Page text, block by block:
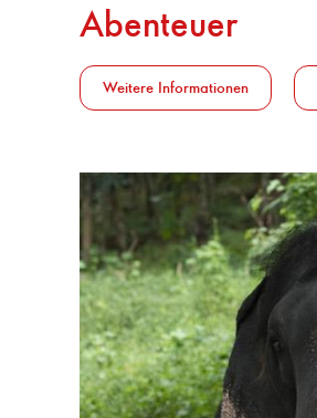
Abenteuer
Weitere Informationen